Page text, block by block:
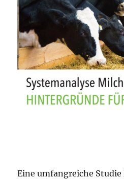
Eine umfangreiche